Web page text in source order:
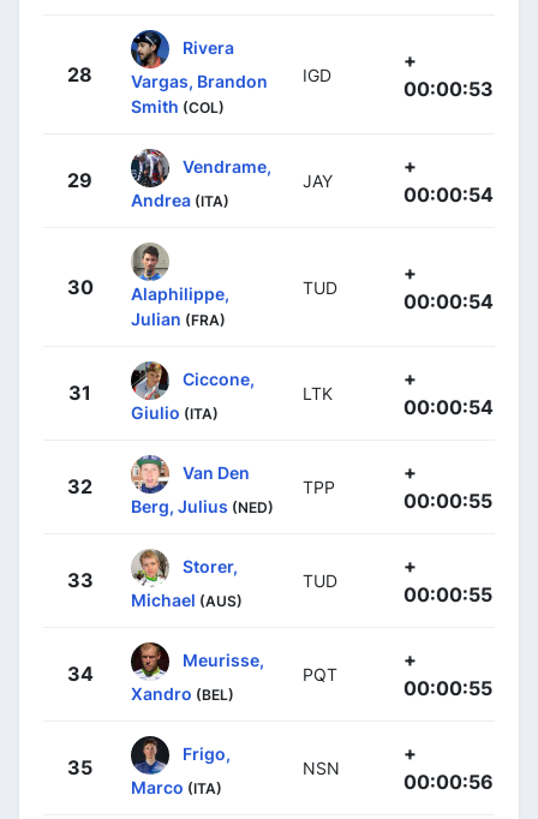
28
Rivera
Vargas, Brandon
Smith (COL)
IGD
+
00:00:53
29
Vendrame,
Andrea (ITA)
JAY
+
00:00:54
30
Alaphilippe,
Julian (FRA)
TUD
+
00:00:54
31
Ciccone,
Giulio (ITA)
LTK
+
00:00:54
32
Van Den
Berg, Julius (NED)
TPP
+
00:00:55
33
Storer,
Michael (AUS)
TUD
+
00:00:55
34
Meurisse,
Xandro (BEL)
PQT
+
00:00:55
35
Frigo,
Marco (ITA)
NSN
+
00:00:56